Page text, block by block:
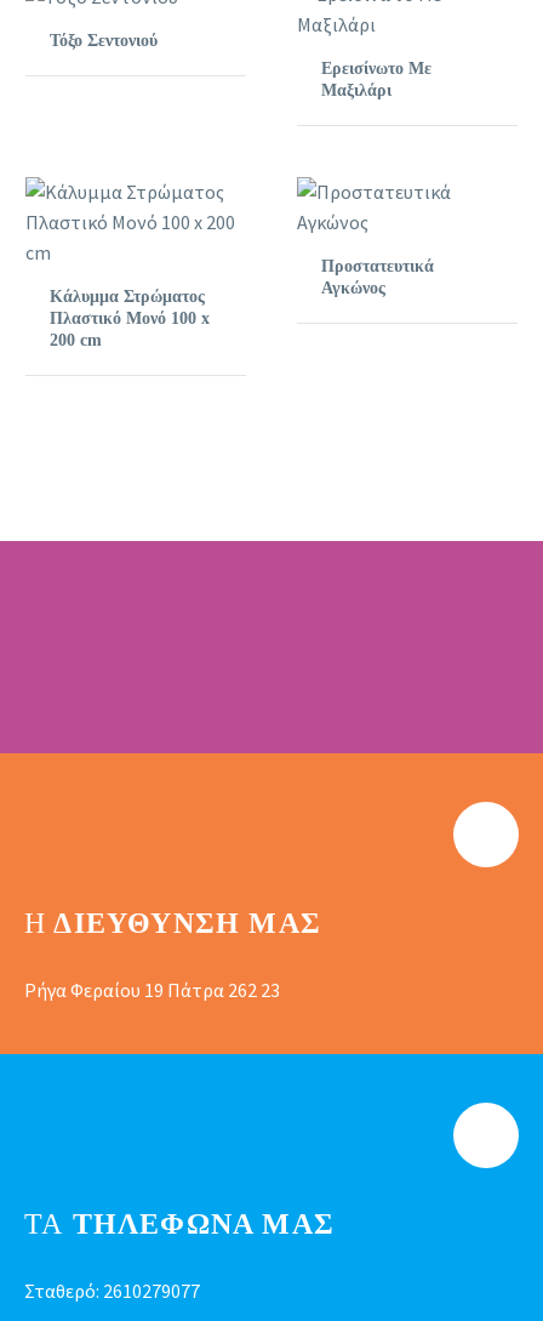
Τόξο Σεντονιού
Ερεισίνωτο Με
Μαξιλάρι
Κάλυμμα Στρώματος
Πλαστικό Μονό 100 x
200 cm
Προστατευτικά
Αγκώνος
Η ΔΙΕΎΘΥΝΣΗ ΜΑΣ
Ρήγα Φεραίου 19 Πάτρα 262 23
ΤΑ ΤΗΛΕΦΩΝΑ ΜΑΣ
Σταθερό: 2610279077